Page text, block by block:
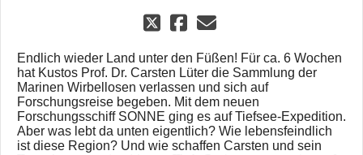
Endlich wieder Land unter den Füßen! Für ca. 6 Wochen
hat Kustos Prof. Dr. Carsten Lüter die Sammlung der
Marinen Wirbellosen verlassen und sich auf
Forschungsreise begeben. Mit dem neuen
Forschungsschiff SONNE ging es auf Tiefsee-Expedition.
Aber was lebt da unten eigentlich? Wie lebensfeindlich
ist diese Region? Und wie schaffen Carsten und sein